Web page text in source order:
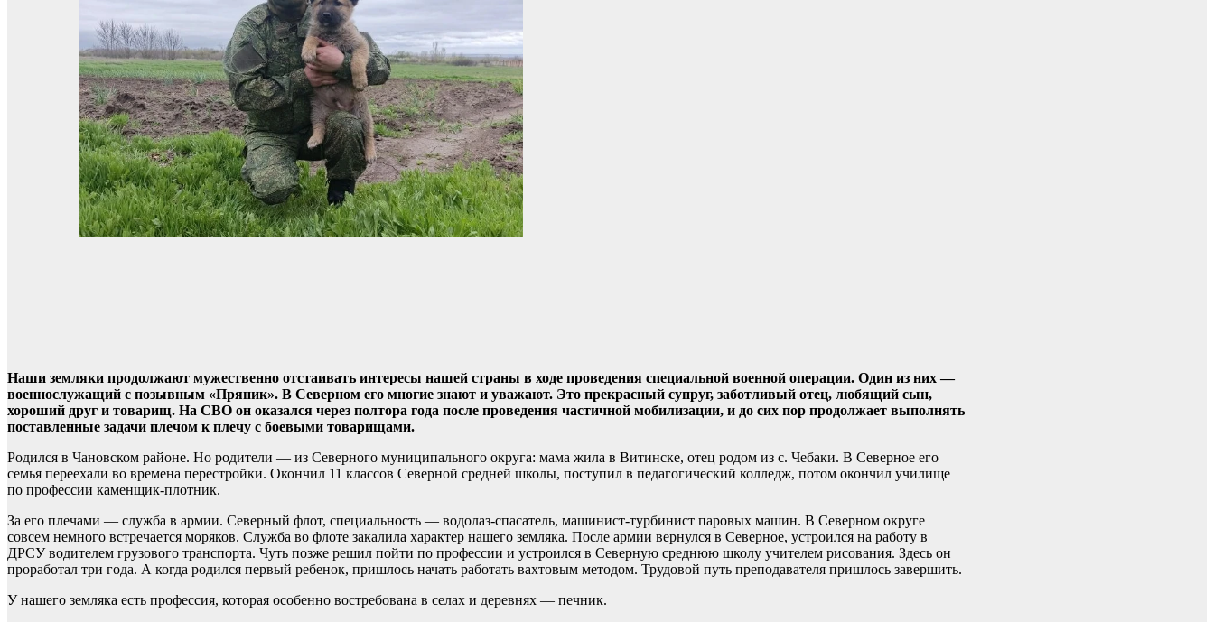
Наши земляки продолжают мужественно отстаивать интересы нашей страны в ходе проведения специальной военной операции. Один из них —
военнослужащий с позывным «Пряник». В Северном его многие знают и уважают. Это прекрасный супруг, заботливый отец, любящий сын,
хороший друг и товарищ. На СВО он оказался через полтора года после проведения частичной мобилизации, и до сих пор продолжает выполнять
поставленные задачи плечом к плечу с боевыми товарищами.
Родился в Чановском районе. Но родители — из Северного муниципального округа: мама жила в Витинске, отец родом из с. Чебаки. В Северное его
семья переехали во времена перестройки. Окончил 11 классов Северной средней школы, поступил в педагогический колледж, потом окончил училище
по профессии каменщик-плотник.
За его плечами — служба в армии. Северный флот, специальность — водолаз-спасатель, машинист-турбинист паровых машин. В Северном округе
совсем немного встречается моряков. Служба во флоте закалила характер нашего земляка. После армии вернулся в Северное, устроился на работу в
ДРСУ водителем грузового транспорта. Чуть позже решил пойти по профессии и устроился в Северную среднюю школу учителем рисования. Здесь он
проработал три года. А когда родился первый ребенок, пришлось начать работать вахтовым методом. Трудовой путь преподавателя пришлось завершить.
У нашего земляка есть профессия, которая особенно востребована в селах и деревнях — печник.